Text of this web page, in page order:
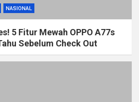
NASIONAL
5 Fitur Mewah OPPO A77s
Sebelum Check Out